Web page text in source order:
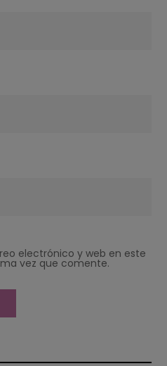
electrónico y web en este
vez que comente.